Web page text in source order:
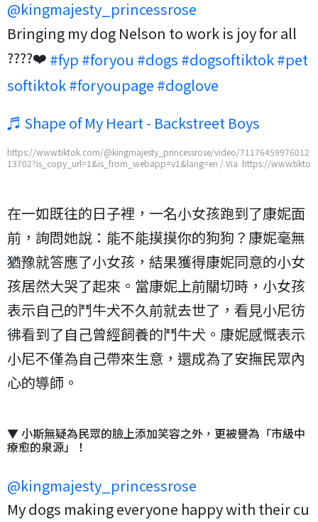
@kingmajesty_princessrose
Bringing my dog Nelson to work is joy for all
????❤️ #fyp #foryou #dogs #dogsoftiktok#pet
softiktok#foryoupage #doglove
♬ Shape of My Heart - Backstreet Boys
https://www.tiktok.com/@kingmajesty_princessrose/video/71176459976012
13702?is_copy_url=1&is_from_webapp=v1&lang=en / Via https://www.tikto
在一如既往的日子裡，一名小女孩跑到了康妮面
前，詢問她說：能不能摸摸你的狗狗？康妮毫無
猶豫就答應了小女孩，結果獲得康妮同意的小女
孩居然大哭了起來。當康妮上前關切時，小女孩
表示自己的鬥牛犬不久前就去世了，看見小尼彷
彿看到了自己曾經飼養的鬥牛犬。康妮感慨表示
小尼不僅為自己帶來生意，還成為了安撫民眾內
心的導師。
▼ 小斯無疑為民眾的臉上添加笑容之外，更被譽為「市級中
療愈的泉源」！
@kingmajesty_princessrose
My dogs making everyone happy with their cu